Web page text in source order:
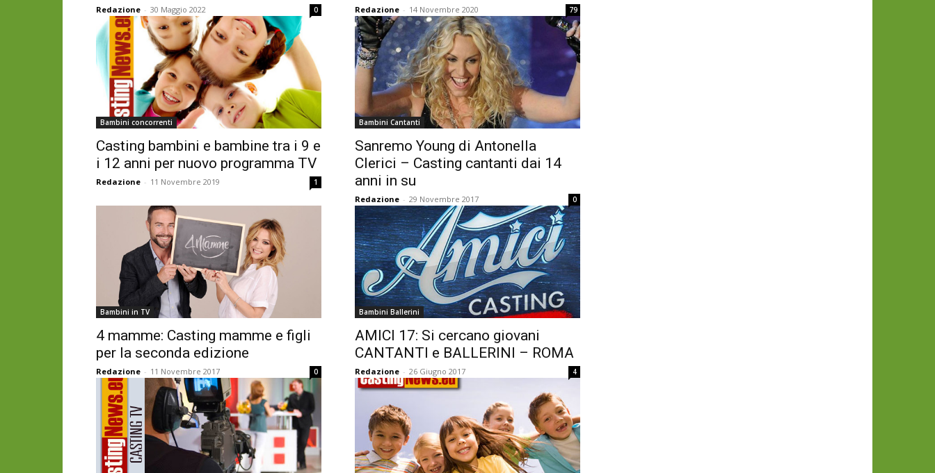
Redazione - 30 Maggio 2022 0 Redazione - 14 Novembre 2020 79
Bambini concorrenti
Casting bambini e bambine tra i 9 e
i 12 anni per nuovo programma TV
Redazione - 11 Novembre 2019 1
Bambini Cantanti
Sanremo Young di Antonella
Clerici – Casting cantanti dai 14
anni in su
Redazione - 29 Novembre 2017 0
Bambini in TV
4 mamme: Casting mamme e figli
per la seconda edizione
Redazione - 11 Novembre 2017 0
Bambini Ballerini
AMICI 17: Si cercano giovani
CANTANTI e BALLERINI – ROMA
Redazione - 26 Giugno 2017 4